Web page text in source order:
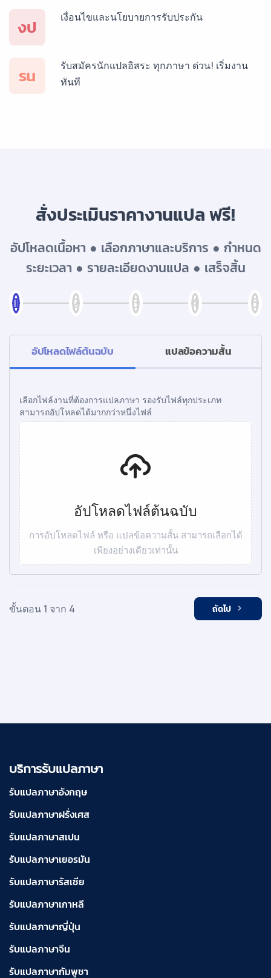
บริการรับแปลภาษาสเปน ราคาเริ่มต้น 150฿
บริการรับแปลภาษาเยอรมัน ราคาเริ่มต้น 150฿
งป เงื่อนไขและนโยบายการรับประกัน
รน
รับสมัครนักแปลอิสระ ทุกภาษา ด่วน! เริ่มงาน
ทันที
สั่งประเมินราคางานแปล ฟรี!
อัปโหลดเนื้อหา ● เลือกภาษาและบริการ ● กำหนด
ระยะเวลา ● รายละเอียดงานแปล ● เสร็จสิ้น
อัปโหลดไฟล์ต้นฉบับ แปลข้อความสั้น
เลือกไฟล์งานที่ต้องการแปลภาษา รองรับไฟล์ทุกประเภท
สามารถอัปโหลดได้มากกว่าหนึ่งไฟล์
อัปโหลดไฟล์ต้นฉบับ
การอัปโหลดไฟล์ หรือ แปลข้อความสั้น สามารถเลือกได้
เพียงอย่างเดียวเท่านั้น
ขั้นตอน 1 จาก 4 ถัดไป
บริการรับแปลภาษา
รับแปลภาษาอังกฤษ
รับแปลภาษาฝรั่งเศส
รับแปลภาษาสเปน
รับแปลภาษาเยอรมัน
รับแปลภาษารัสเซีย
รับแปลภาษาเกาหลี
รับแปลภาษาญี่ปุ่น
รับแปลภาษาจีน
รับแปลภาษากัมพูชา